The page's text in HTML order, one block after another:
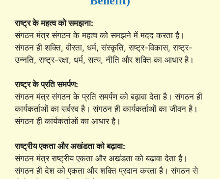
राष्ट्र के महत्व को समझना:
संगठन मंत्र संगठन के महत्व को समझने में मदद करता है।
संगठन ही शक्ति, वीरता, धर्म, संस्कृति, राष्ट्र-विकास, राष्ट्र-
उन्नति, राष्ट्र-रक्षा, धर्म, सत्य, नीति और शक्ति का आधार है।
राष्ट्र के प्रति समर्पण:
संगठन मंत्र संगठन के प्रति समर्पण को बढ़ावा देता है। संगठन ही
कार्यकर्ताओं का सर्वस्व है। संगठन ही कार्यकर्ताओं का जीवन है।
संगठन ही कार्यकर्ताओं का आधार है।
राष्ट्रीय एकता और अखंडता को बढ़ावा:
संगठन मंत्र राष्ट्रीय एकता और अखंडता को बढ़ावा देता है।
संगठन ही देश को एकता और शक्ति प्रदान करता है। संगठन से